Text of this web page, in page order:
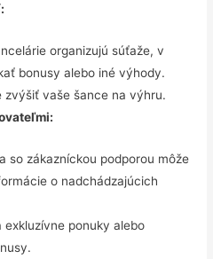
organizujú súťaže, v
bonusy alebo iné výhody.
zvýšiť vaše šance na výhru.
so zákazníckou podporou môže
o nadchádzajúcich
ponuky alebo